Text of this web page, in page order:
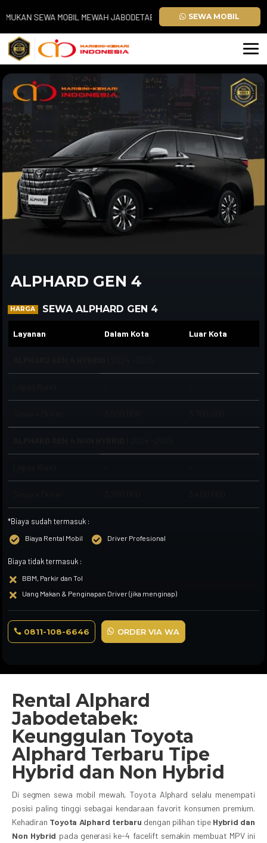
MOBIL MEWAH JABODETABEK. PAJERO SPORT | ALPHARD |
SEWA MOBIL
ALPHARD GEN 4
HARGA SEWA ALPHARD GEN 4
Layanan Dalam Kota Luar Kota
*Biaya sudah termasuk :
 Biaya Rental Mobil  Driver Profesional
Biaya tidak termasuk :
 BBM, Parkir dan Tol
 Uang Makan & Penginapan Driver (jika menginap)
0811-108-6646 ORDER VIA WA
Rental Alphard
Jabodetabek:
Keunggulan Toyota
Alphard Terbaru Tipe
Hybrid dan Non Hybrid
Di segmen sewa mobil mewah, Toyota Alphard selalu menempati
posisi paling tinggi sebagai kendaraan favorit konsumen premium.
Kehadiran Toyota Alphard terbaru dengan pilihan tipe Hybrid dan
Non Hybrid pada generasi ke-4 facelift semakin membuat MPV ini